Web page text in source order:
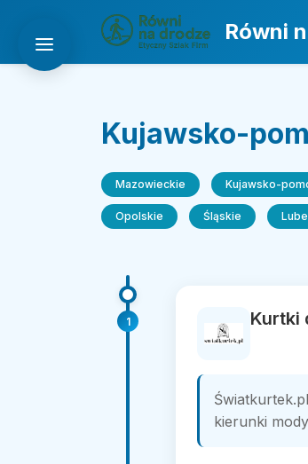
Równi
Kujawsko-
Mazowieckie Kujawsko-
Opolskie Śląskie
1 Kurtki
kierunki